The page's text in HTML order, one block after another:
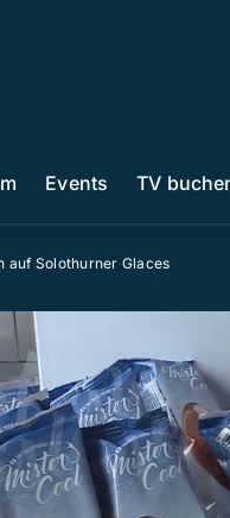
Events TV
auf Solothurner Glaces